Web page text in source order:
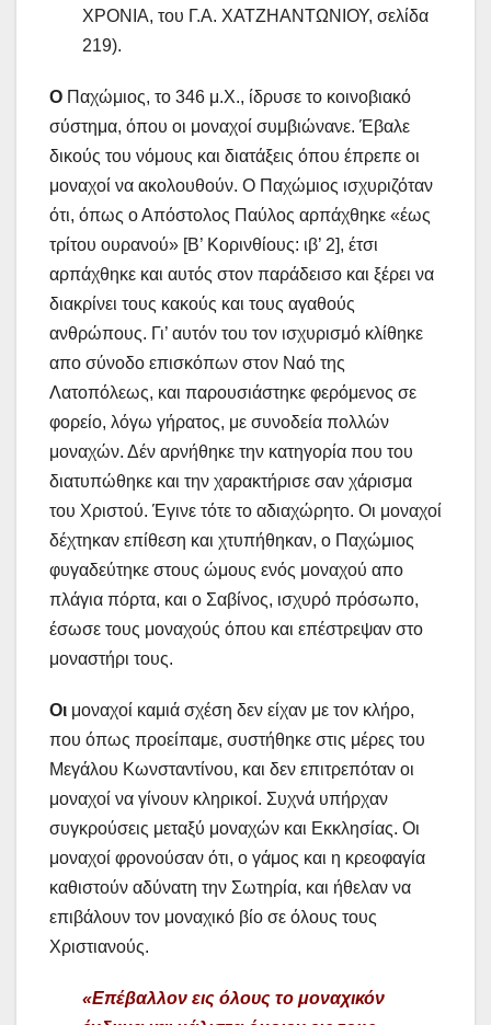
ΧΡΟΝΙΑ, του Γ.Α. ΧΑΤΖΗΑΝΤΩΝΙΟΥ, σελίδα
219).
Ο Παχώμιος, το 346 μ.Χ., ίδρυσε το κοινοβιακό
σύστημα, όπου οι μοναχοί συμβιώνανε. Έβαλε
δικούς του νόμους και διατάξεις όπου έπρεπε οι
μοναχοί να ακολουθούν. Ο Παχώμιος ισχυριζόταν
ότι, όπως ο Απόστολος Παύλος αρπάχθηκε «έως
τρίτου ουρανού» [Β’ Κορινθίους: ιβ’ 2], έτσι
αρπάχθηκε και αυτός στον παράδεισο και ξέρει να
διακρίνει τους κακούς και τους αγαθούς
ανθρώπους. Γι’ αυτόν του τον ισχυρισμό κλίθηκε
απο σύνοδο επισκόπων στον Ναό της
Λατοπόλεως, και παρουσιάστηκε φερόμενος σε
φορείο, λόγω γήρατος, με συνοδεία πολλών
μοναχών. Δέν αρνήθηκε την κατηγορία που του
διατυπώθηκε και την χαρακτήρισε σαν χάρισμα
του Χριστού. Έγινε τότε το αδιαχώρητο. Οι μοναχοί
δέχτηκαν επίθεση και χτυπήθηκαν, ο Παχώμιος
φυγαδεύτηκε στους ώμους ενός μοναχού απο
πλάγια πόρτα, και ο Σαβίνος, ισχυρό πρόσωπο,
έσωσε τους μοναχούς όπου και επέστρεψαν στο
μοναστήρι τους.
Οι μοναχοί καμιά σχέση δεν είχαν με τον κλήρο,
που όπως προείπαμε, συστήθηκε στις μέρες του
Μεγάλου Κωνσταντίνου, και δεν επιτρεπόταν οι
μοναχοί να γίνουν κληρικοί. Συχνά υπήρχαν
συγκρούσεις μεταξύ μοναχών και Εκκλησίας. Οι
μοναχοί φρονούσαν ότι, ο γάμος και η κρεοφαγία
καθιστούν αδύνατη την Σωτηρία, και ήθελαν να
επιβάλουν τον μοναχικό βίο σε όλους τους
Χριστιανούς.
«Επέβαλλον εις όλους το μοναχικόν